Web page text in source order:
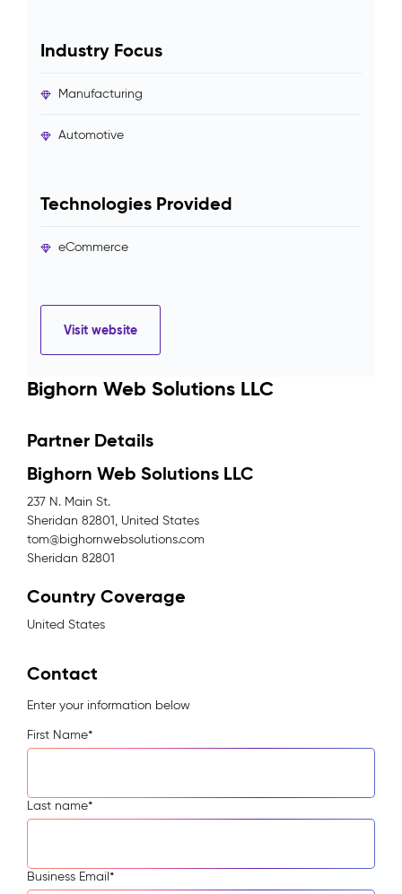
Industry Focus
Manufacturing
Automotive
Technologies Provided
eCommerce
Visit website
Bighorn Web Solutions LLC
Partner Details
Bighorn Web Solutions LLC
237 N. Main St.
Sheridan 82801, United States
tom@bighornwebsolutions.com
Sheridan 82801
Country Coverage
United States
Contact
Enter your information below
First Name*
Last name*
Business Email*